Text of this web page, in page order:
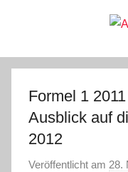
123.de
Formel 1
Ausblick auf
2012
Veröffentlicht am 28.